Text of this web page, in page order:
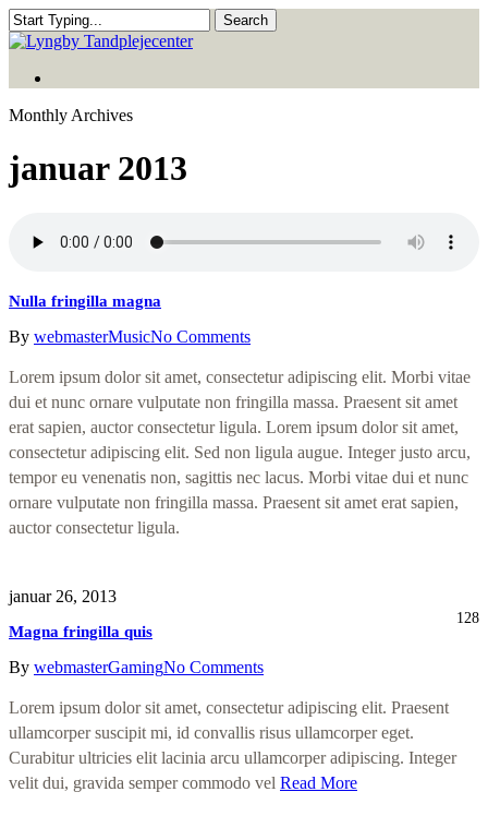
Skip
to
main
content
Search
Close
Monthly Archives
januar 2013
Nulla fringilla magna
By webmasterMusicNo Comments
Lorem ipsum dolor sit amet, consectetur adipiscing elit. Morbi vitae
dui et nunc ornare vulputate non fringilla massa. Praesent sit amet
erat sapien, auctor consectetur ligula. Lorem ipsum dolor sit amet,
consectetur adipiscing elit. Sed non ligula augue. Integer justo arcu,
tempor eu venenatis non, sagittis nec lacus. Morbi vitae dui et nunc
ornare vulputate non fringilla massa. Praesent sit amet erat sapien,
auctor consectetur ligula.
januar 26, 2013
128
Magna fringilla quis
By webmasterGamingNo Comments
Lorem ipsum dolor sit amet, consectetur adipiscing elit. Praesent
ullamcorper suscipit mi, id convallis risus ullamcorper eget.
Curabitur ultricies elit lacinia arcu ullamcorper adipiscing. Integer
velit dui, gravida semper commodo vel Read More